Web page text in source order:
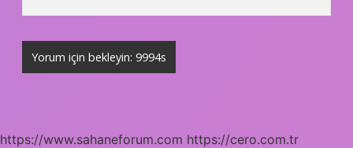
https://www.sahaneforum.com https://cero.com.tr